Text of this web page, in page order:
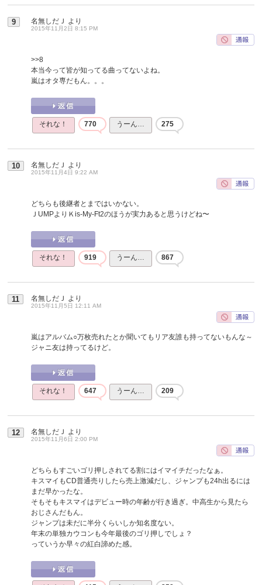
9 名無しだＪ より
2015年11月2日 8:15 PM
>>8
本当今って皆が知ってる曲ってないよね。
嵐はオタ専だもん。。。
それな！ 770 うーん… 275
10 名無しだＪ より
2015年11月4日 9:22 AM
どちらも後継者とまではいかない。
ＪUMPよりＫis-My-Ft2のほうが実力あると思うけどね〜
それな！ 919 うーん… 867
11 名無しだＪ より
2015年11月5日 12:11 AM
嵐はアルバム○万枚売れたとか聞いてもリア友誰も持ってないもんな～
ジャニ友は持ってるけど。
それな！ 647 うーん… 209
12 名無しだＪ より
2015年11月6日 2:00 PM
どちらもすごいゴリ押しされてる割にはイマイチだったなぁ。
キスマイもCD普通売りしたら売上激減だし、ジャンプも24h出るには
まだ早かったな。
そもそもキスマイはデビュー時の年齢が行き過ぎ。中高生から見たら
おじさんだもん。
ジャンプは未だに半分くらいしか知名度ない。
年末の単独カウコンも今年最後のゴリ押しでしょ？
っていうか早々の紅白諦めた感。